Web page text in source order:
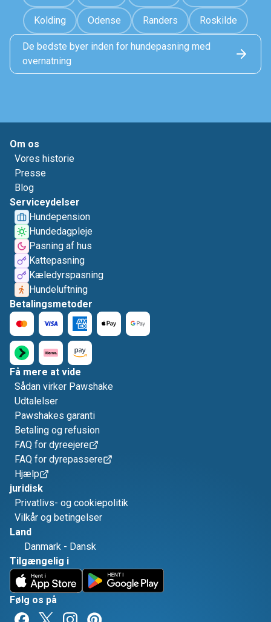
Kolding Odense Randers Roskilde
De bedste byer inden for hundepasning med
overnatning
Om os
Vores historie
Presse
Blog
Serviceydelser
Hundepension
Hundedagpleje
Pasning af hus
Kattepasning
Kæledyrspasning
Hundeluftning
Betalingsmetoder
Få mere at vide
Sådan virker Pawshake
Udtalelser
Pawshakes garanti
Betaling og refusion
FAQ for dyreejere
FAQ for dyrepassere
Hjælp
juridisk
Privatlivs- og cookiepolitik
Vilkår og betingelser
Land
Danmark - Dansk
Tilgængelig i
Følg os på